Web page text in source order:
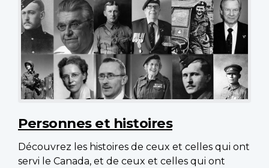
Personnes et histoires
Découvrez les histoires de ceux et celles qui ont
servi le Canada, et de ceux et celles qui ont